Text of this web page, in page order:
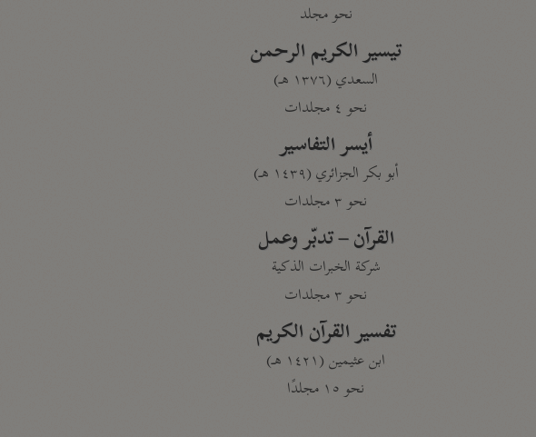
نحو مجلد
تيسير الكريم الرحمن
السعدي (١٣٧٦ هـ)
نحو ٤ مجلدات
أيسر التفاسير
أبو بكر الجزائري (١٤٣٩ هـ)
نحو ٣ مجلدات
القرآن – تدبّر وعمل
شركة الخبرات الذكية
نحو ٣ مجلدات
تفسير القرآن الكريم
ابن عثيمين (١٤٢١ هـ)
نحو ١٥ مجلدًا